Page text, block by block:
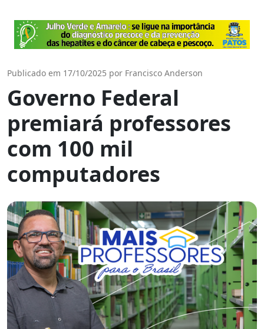
Publicado em 17/10/2025 por Francisco Anderson
Governo Federal
premiará professores
com 100 mil
computadores